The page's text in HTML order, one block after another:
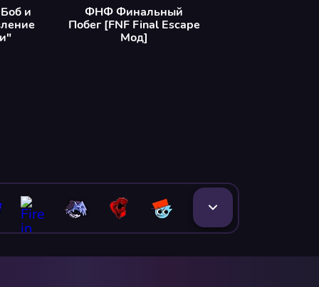
и
ФНФ Финальный
Побег [FNF Final Escape
Мод]